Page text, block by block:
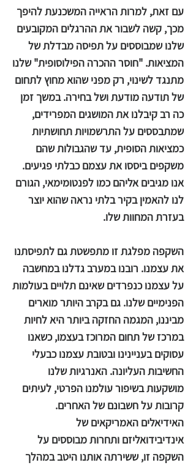
עם זאת, למרות הראייה המשכנעת להיפך
מכך, קשה לשבור את ההרגלים המקובעים
שלנו שמבוססים על תפיסה מבדלת של
המציאות. "חוסר ההכרה הפילוסופית" שלנו
מתנגד לשינוי, רק מפני שהוא מחוץ לתחום
של תודעה מודעת ושל בחירה. במשך זמן
כה רב קיבלנו את המושגים המפרידים,
שמתבססים על התרשמויות תחושתיות
כמציאות הסופית, עד שהגבולות שהם
משקפים ביססו את עצמם כבלתי פגיעים.
אנו מגיבים אליהם כמו לפנטומימאי, הגורם
לנו להאמין בקיר בלתי נראה שהוא יוצר
בעזרת המחוות שלו.
השקפה מפלגת זו מתפשטת גם לתפיסתנו
את עצמנו. רובנו במערב גדלנו במחשבה
על עצמנו כנפרדים שאינם תלויים בעולמות
הפנימיים שלנו. גם בקרב היותר מוארים
מביננו, המגמה החזקה ביותר היא לחיות
במרכז של תחום המרוכז בעצמו, כשאנו
עסוקים בעניינינו ובטובת עצמנו כבעלי
החשיבות העליונה. האנרגיות שלנו
מושקעות בשיפור עולמנו הפרטי, לעיתים
קרובות על חשבונם של האחרים.
האידיאלים האמריקאים של
אינדיבידואליזם ותחרות מבוססים על
השקפה זו, ששירתה אותנו היטב במהלך